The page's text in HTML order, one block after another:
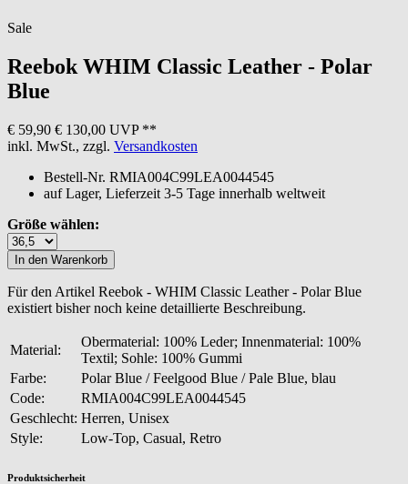
Sale
Reebok WHIM Classic Leather - Polar
Blue
€ 59,90 € 130,00 UVP **
inkl. MwSt., zzgl. Versandkosten
Bestell-Nr. RMIA004C99LEA0044545
auf Lager, Lieferzeit 3-5 Tage innerhalb weltweit
Größe wählen:
Für den Artikel Reebok - WHIM Classic Leather - Polar Blue
existiert bisher noch keine detaillierte Beschreibung.
Material:
Obermaterial: 100% Leder; Innenmaterial: 100%
Textil; Sohle: 100% Gummi
Farbe:
Polar Blue / Feelgood Blue / Pale Blue, blau
Code:
RMIA004C99LEA0044545
Geschlecht: Herren, Unisex
Style:
Low-Top, Casual, Retro
Produktsicherheit